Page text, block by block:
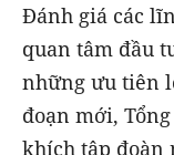
Đánh giá các
quan tâm đầu
những ưu tiên
đoạn mới,
khích tập đoàn